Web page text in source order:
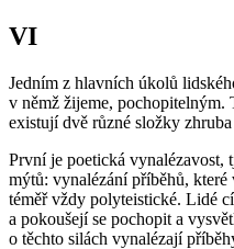
VI
Jedním z hlavních úkolů
v němž žijeme,
existují dvě různé složky
První je poetická vynalézavost,
mýtů: vynalézání příběhů,
téměř vždy polyteistické. Lidé
a pokoušejí se pochopit a
o těchto silách vynalézají